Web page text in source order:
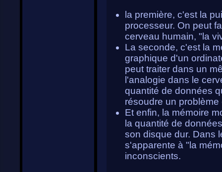
la première, c'est la
processeur. On peut
cerveau humain, "la
La seconde, c'est la
graphique d'un
peut traiter dans un
l'analogie dans le
quantité de données
résoudre un problème
Et enfin, la mémoire
la quantité de
son disque dur. Dans
s'apparente à "la
inconscients.